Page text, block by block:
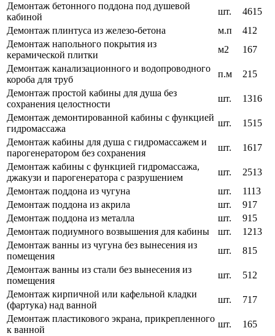
Демонтаж бетонного поддона под душевой
кабиной
шт.
4615
Демонтаж плинтуса из железо-бетона
м.п
412
Демонтаж напольного покрытия из
керамической плитки
м2
167
Демонтаж канализационного и водопроводного
короба для труб
п.м
215
Демонтаж простой кабины для душа без
сохранения целостности
шт.
1316
Демонтаж демонтированной кабины с функцией
гидромассажа
шт.
1515
Демонтаж кабины для душа с гидромассажем и
парогенератором без сохранения
шт.
1617
Демонтаж кабины с функцией гидромассажа,
джакузи и парогенератора с разрушением
шт.
2513
Демонтаж поддона из чугуна
шт.
1113
Демонтаж поддона из акрила
шт.
917
Демонтаж поддона из металла
шт.
915
Демонтаж подиумного возвышения для кабины
шт.
1213
Демонтаж ванны из чугуна без вынесения из
помещения
шт.
815
Демонтаж ванны из стали без вынесения из
помещения
шт.
512
Демонтаж кирпичной или кафельной кладки
(фартука) над ванной
шт.
717
Демонтаж пластикового экрана, прикрепленного
к ванной
шт.
165